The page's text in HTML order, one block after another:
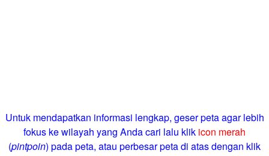
Untuk mendapatkan informasi lengkap, geser peta agar lebih
fokus ke wilayah yang Anda cari lalu klik icon merah
(pintpoin) pada peta, atau perbesar peta di atas dengan klik